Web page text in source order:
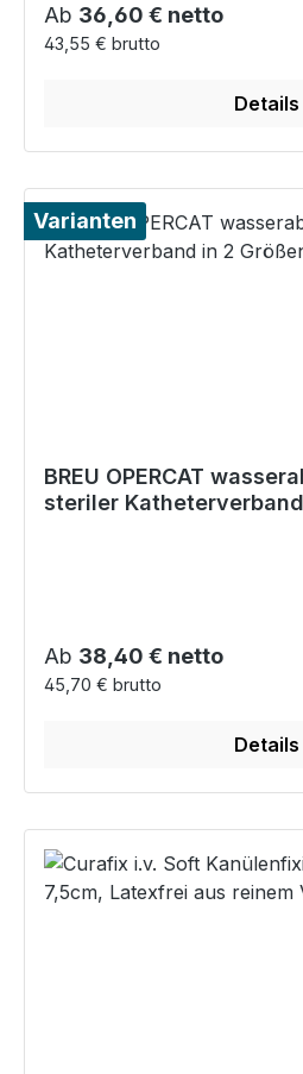
Regulärer Preis:
Ab 36,60 € netto
43,55 € brutto
Details
Varianten
BREU OPERCAT
steriler
Regulärer Preis:
Ab 38,40 € netto
45,70 € brutto
Details